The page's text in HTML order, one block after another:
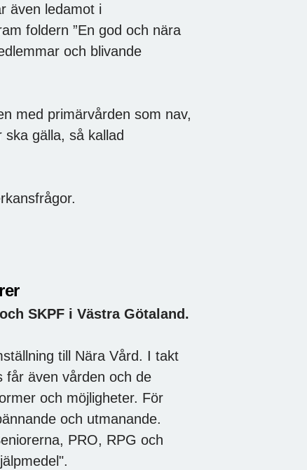
även ledamot i
foldern ”En god och nära
och blivande
med primärvården som nav,
gälla, så kallad
SKPF i Västra Götaland.
till Nära Vård. I takt
får även vården och de
och möjligheter. För
och utmanande.
PRO, RPG och